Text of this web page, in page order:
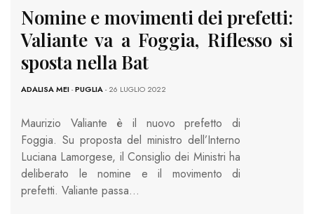
Nomine e movimenti dei prefetti:
Valiante va a Foggia, Riflesso si
sposta nella Bat
ADALISA MEI-PUGLIA- 26 LUGLIO 2022
Maurizio Valiante è il nuovo prefetto di
Foggia. Su proposta del ministro dell’Interno
Luciana Lamorgese, il Consiglio dei Ministri ha
deliberato le nomine e il movimento di
prefetti. Valiante passa…